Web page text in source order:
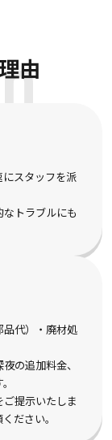
由
スタッフを派
トラブルにも
代）・廃材処
の追加料金、
提示いたしま
ださい。